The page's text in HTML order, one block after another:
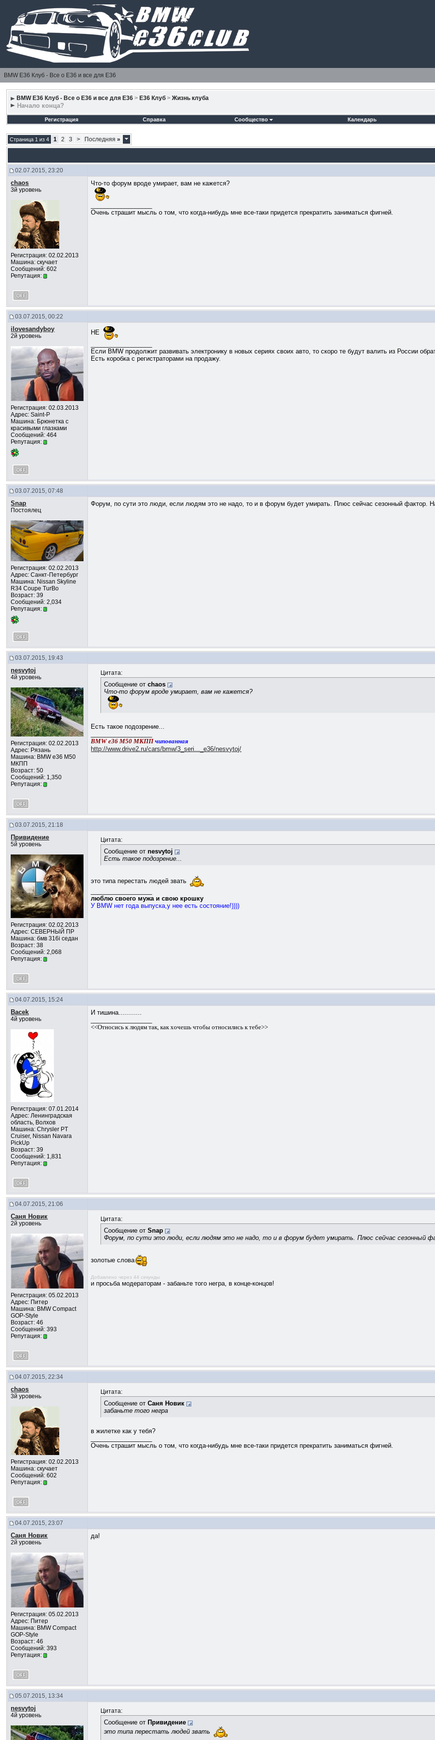
BMW E36 Клуб - Все о Е36 и все для Е36
BMW E36 Клуб - Все о Е36 и все для Е36 > E36 Клуб >Жизнь клуба
Начало конца?
Регистрация Справка Сообщество Календарь
Страница 1 из 4 1 2 3 > Последняя»
02.07.2015, 23:20
chaos
3й уровень
Регистрация: 02.02.2013
Машина: скучает
Сообщений: 602
Репутация:
Что-то форум вроде умирает, вам не кажется?
Очень страшит мысль о том, что когда-нибудь мне все-таки придется прекратить заниматься фигней.
03.07.2015, 00:22
ilovesandyboy
2й уровень
Регистрация: 02.03.2013
Адрес: Saint-P
Машина: Брюнетка с
красивыми глазками
Сообщений: 464
Репутация:
НЕ
Если BMW продолжит развивать электронику в новых сериях своих авто, то скоро те будут валить из России
Есть коробка с регистраторами на продажу.
03.07.2015, 07:48
Snap
Постоялец
Регистрация: 02.02.2013
Адрес: Санкт-Петербург
Машина: Nissan Skyline
R34 Coupe TurBo
Возраст: 39
Сообщений: 2,034
Репутация:
Форум, по сути это люди, если людям это не надо, то и в форум будет умирать. Плюс сейчас сезонный фактор.
03.07.2015, 19:43
nesvytoj
4й уровень
Регистрация: 02.02.2013
Адрес: Рязань
Машина: BMW e36 M50
МКПП
Возраст: 50
Сообщений: 1,350
Репутация:
Цитата:
Сообщение отchaos
Что-то форум вроде умирает, вам не кажется?
Есть такое подозрение...
BMW e36 M50 МКПП чипованная
http://www.drive2.ru/cars/bmw/3_seri..._e36/nesvytoj/
03.07.2015, 21:18
Привидение
5й уровень
Регистрация: 02.02.2013
Адрес: СЕВЕРНЫЙ ПР
Машина: бмв 316i седан
Возраст: 38
Сообщений: 2,068
Репутация:
Цитата:
Сообщение отnesvytoj
Есть такое подозрение...
это типа перестать людей звать
люблю своего мужа и свою крошку
У BMW нет года выпуска,у нее есть состояние!))))
04.07.2015, 15:24
Bacek
4й уровень
Регистрация: 07.01.2014
Адрес: Ленинградская
область, Волхов
Машина: Chrysler PT
Cruiser, Nissan Navara
PickUp
Возраст: 39
Сообщений: 1,831
Репутация:
И тишина............
<<Относись к людям так, как хочешь чтобы относились к тебе>>
04.07.2015, 21:06
Саня Новик
2й уровень
Регистрация: 05.02.2013
Адрес: Питер
Машина: BMW Compact
GOP-Style
Возраст: 46
Сообщений: 393
Репутация:
Цитата:
Сообщение отSnap
Форум, по сути это люди, если людям это не надо, то и в форум будет умирать. Плюс сейчас сезонный
золотые слова
Добавлено через 44 секунды
и просьба модераторам - забаньте того негра, в конце-концов!
04.07.2015, 22:34
chaos
3й уровень
Регистрация: 02.02.2013
Машина: скучает
Сообщений: 602
Репутация:
Цитата:
Сообщение отСаня Новик
забаньте того негра
в жилетке как у тебя?
Очень страшит мысль о том, что когда-нибудь мне все-таки придется прекратить заниматься фигней.
04.07.2015, 23:07
Саня Новик
2й уровень
Регистрация: 05.02.2013
Адрес: Питер
Машина: BMW Compact
GOP-Style
Возраст: 46
Сообщений: 393
Репутация:
да!
05.07.2015, 13:34
nesvytoj
4й уровень
Цитата:
Сообщение от Привидение
это типа перестать людей звать